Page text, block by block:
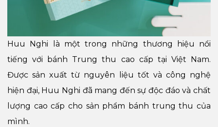
Huu Nghi là một trong những thương hiệu nổi
tiếng với bánh Trung thu cao cấp tại Việt Nam.
Được sản xuất từ nguyên liệu tốt và công nghệ
hiện đại, Huu Nghi đã mang đến sự độc đáo và chất
lượng cao cấp cho sản phẩm bánh trung thu của
mình.